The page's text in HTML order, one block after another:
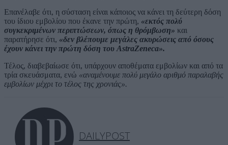
Επανέλαβε ότι, η σύσταση είναι κάποιος να κάνει τη δεύτερη δόση
του ίδιου εμβολίου που έκανε την πρώτη, «εκτός πολύ
συγκεκριμένων περιπτώσεων, όπως η θρόμβωση» και
παρατήρησε ότι, «δεν βλέπουμε μεγάλες ακυρώσεις από όσους
έχουν κάνει την πρώτη δόση του AstraZeneca».
Τέλος, διαβεβαίωσε ότι, υπάρχουν αποθέματα εμβολίων και από τα
τρία σκευάσματα, ενώ «αναμένουμε πολύ μεγάλο αριθμό παραλαβής
εμβολίων μέχρι το τέλος της χρονιάς».
DAILYPOST